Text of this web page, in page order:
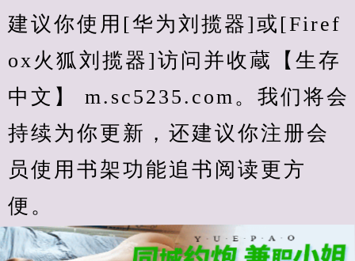
建议你使用[华为刘揽器]或[Firef
ox火狐刘揽器]访问并收蔵【生存
中文】 m.sc5235.com。我们将会
持续为你更新，还建议你注册会
员使用书架功能追书阅读更方
便。